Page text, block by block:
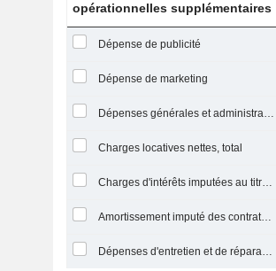
opérationnelles supplémentaires
Dépense de publicité
Dépense de marketing
Dépenses générales et administratives
Charges locatives nettes, total
Charges d'intérêts imputées au titre des contrats de location
Amortissement imputé des contrats de location simple
Dépenses d'entretien et de réparation, total